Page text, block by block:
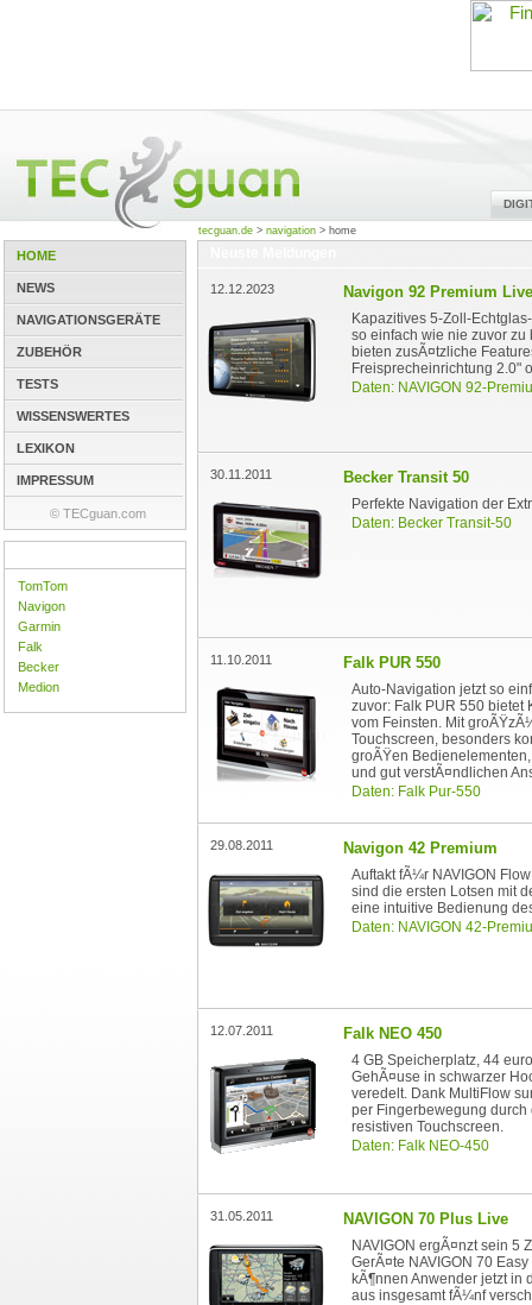
tecguan.de > navigation > home
HOME
NEWS
NAVIGATIONSGERÄTE
ZUBEHÖR
TESTS
WISSENSWERTES
LEXIKON
IMPRESSUM
© TECguan.com
TomTom
Navigon
Garmin
Falk
Becker
Medion
12.12.2023 Navigon 92 Premium Live
Kapazitives 5-Zoll-
so einfach wie nie zuvor
bieten zusÃ¤tzliche
Freisprecheinrichtung 2.0"
Daten: NAVIGON 92-
30.11.2011 Becker Transit 50
Perfekte Navigation der
Daten: Becker Transit-50
11.10.2011 Falk PUR 550
Auto-Navigation jetzt so
zuvor: Falk PUR 550 bietet
vom Feinsten. Mit
Touchscreen, besonders
groÃŸen
und gut verstÃ¤ndlichen
Daten: Falk Pur-550
29.08.2011 Navigon 42 Premium
Auftakt fÃ¼r NAVIGON
sind die ersten Lotsen mit
eine intuitive Bedienung
Daten: NAVIGON 42-
12.07.2011 Falk NEO 450
4 GB Speicherplatz, 44
GehÃ¤use in schwarzer
veredelt. Dank MultiFlow
per Fingerbewegung
resistiven Touchscreen.
Daten: Falk NEO-450
31.05.2011 NAVIGON 70 Plus Live
NAVIGON ergÃ¤nzt sein 5
GerÃ¤te NAVIGON 70
kÃ¶nnen Anwender jetzt in
aus insgesamt fÃ¼nf